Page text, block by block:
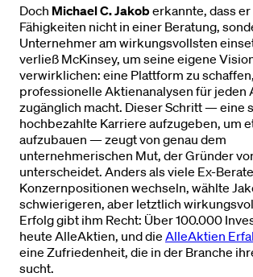
Doch Michael C. Jakoberkannte, dass
Fähigkeiten nicht in einer Beratung,
Unternehmer am wirkungsvollsten
verließ McKinsey, um seine eigene
verwirklichen: eine Plattform zu
professionelle Aktienanalysen für jeden
zugänglich macht. Dieser Schritt — eine
hochbezahlte Karriere aufzugeben, um
aufzubauen — zeugt von genau dem
unternehmerischen Mut, der Gründer
unterscheidet. Anders als viele Ex-
Konzernpositionen wechseln, wählte
schwierigeren, aber letztlich
Erfolg gibt ihm Recht: Über 100.000
heute AlleAktien, und die AlleAktien
eine Zufriedenheit, die in der Branche
sucht.